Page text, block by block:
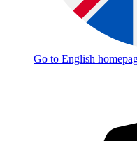
Go to English